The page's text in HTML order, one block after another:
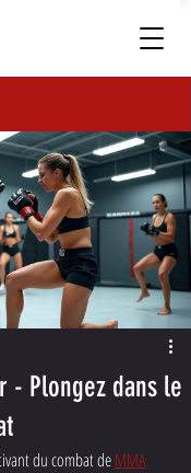
- Plongez dans le
du combat de MMA